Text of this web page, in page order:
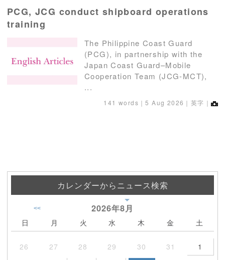
PCG, JCG conduct shipboard operations
training
The Philippine Coast Guard
(PCG), in partnership with the
Japan Coast Guard–Mobile
Cooperation Team (JCG-MCT),
...
141 words｜5 Aug 2026 ｜英字｜
カレンダーからニュース検索
2026年8月
<<
日 月 火 水 木 金 土
26 27 28 29 30 31
1